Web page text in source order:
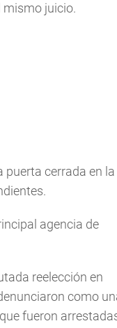
mismo juicio.
puerta cerrada en la
agencia de
reelección en
como
fueron